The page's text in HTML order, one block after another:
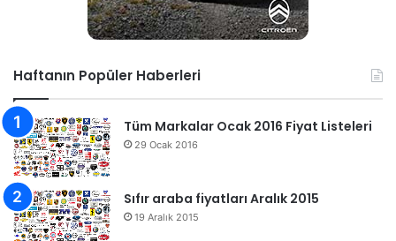
Haftanın Popüler Haberleri
Tüm Markalar Ocak 2016 Fiyat Listeleri
29 Ocak 2016
Sıfır araba fiyatları Aralık 2015
19 Aralık 2015